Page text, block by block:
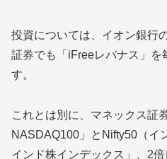
投資については、イオン銀行
証券でも「iFreeレバナス」を
す。
これとは別に、マネックス証
NASDAQ100」とNifty50（イ
インド株インデックス」、2